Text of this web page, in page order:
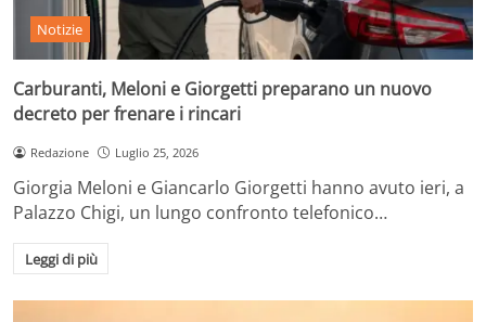
Notizie
Carburanti, Meloni e Giorgetti preparano un nuovo
decreto per frenare i rincari
Redazione Luglio 25, 2026
Giorgia Meloni e Giancarlo Giorgetti hanno avuto ieri, a
Palazzo Chigi, un lungo confronto telefonico…
Leggi di più